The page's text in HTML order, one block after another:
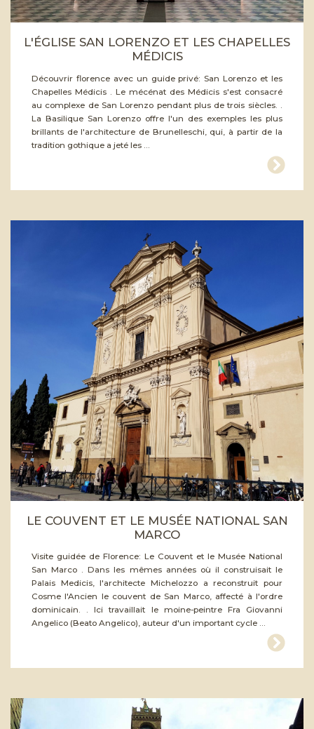
L'ÉGLISE SAN LORENZO ET LES CHAPELLES
MÉDICIS
Découvrir florence avec un guide privé: San Lorenzo et les
Chapelles Médicis . Le mécénat des Médicis s'est consacré
au complexe de San Lorenzo pendant plus de trois siècles. .
La Basilique San Lorenzo offre l'un des exemples les plus
brillants de l'architecture de Brunelleschi, qui, à partir de la
tradition gothique a jeté les ...
LE COUVENT ET LE MUSÉE NATIONAL SAN
MARCO
Visite guidée de Florence: Le Couvent et le Musée National
San Marco . Dans les mêmes années où il construisait le
Palais Medicis, l'architecte Michelozzo a reconstruit pour
Cosme l'Ancien le couvent de San Marco, affecté à l'ordre
dominicain. . Ici travaillait le moine-peintre Fra Giovanni
Angelico (Beato Angelico), auteur d'un important cycle ...